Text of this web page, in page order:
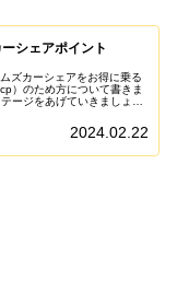
シェアポイント
ズカーシェアをお得に乗る
）のため方について書きま
ージをあげていきましょ
2024.02.22